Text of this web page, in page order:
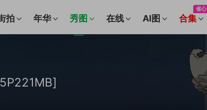
拍 年华 秀图 在线 AI图 合集
省心